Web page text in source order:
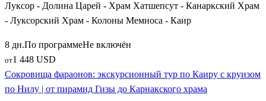
Луксор - Долина Царей - Храм Хатшепсут - Канаркский Храм
- Луксорский Храм - Колоны Мемноса - Каир
8 дн.По программеНе включён
от1 448 USD
Сокровища фараонов: экскурсионный тур по Каиру с круизом
по Нилу | от пирамид Гизы до Карнакского храма